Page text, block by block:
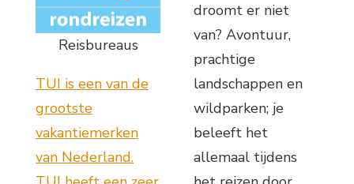
Reisbureaus
TUI is een van de
grootste
vakantiemerken
van Nederland.
droomt er niet
van? Avontuur,
prachtige
landschappen en
wildparken; je
beleeft het
allemaal tijdens